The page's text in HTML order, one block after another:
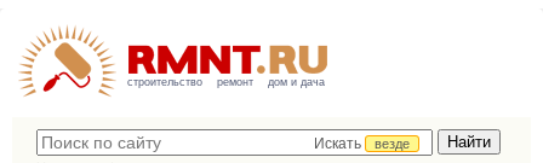
строительство ремонт дом и дача
Искать
везде